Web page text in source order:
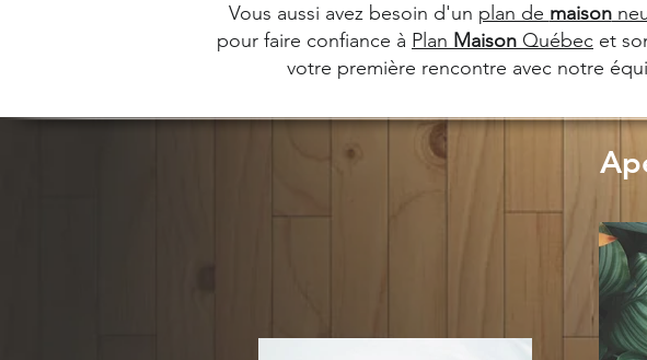
Vous aussi avez besoin d'un plan de maison
pour faire confiance à Plan Maison Québec et
votre première rencontre avec notre